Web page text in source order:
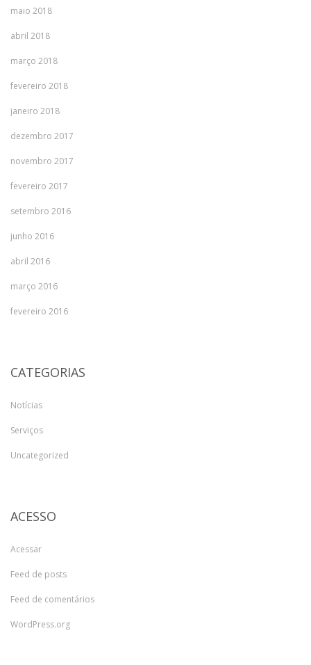
maio 2018
abril 2018
março 2018
fevereiro 2018
janeiro 2018
dezembro 2017
novembro 2017
fevereiro 2017
setembro 2016
junho 2016
abril 2016
março 2016
fevereiro 2016
CATEGORIAS
Notícias
Serviços
Uncategorized
ACESSO
Acessar
Feed de posts
Feed de comentários
WordPress.org